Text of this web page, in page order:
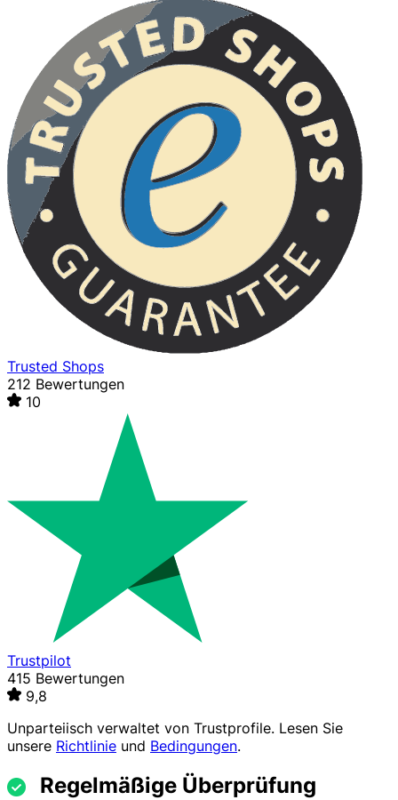
Trusted Shops
212 Bewertungen
10
Trustpilot
415 Bewertungen
9,8
Unparteiisch verwaltet von Trustprofile. Lesen Sie
unsere Richtlinie und Bedingungen.
Regelmäßige Überprüfung